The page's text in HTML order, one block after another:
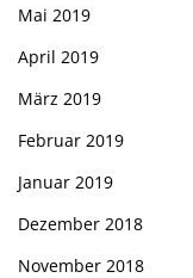
Mai 2019
April 2019
März 2019
Februar 2019
Januar 2019
Dezember 2018
November 2018